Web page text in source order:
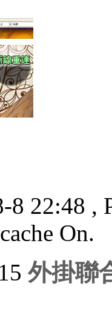
8 22:48 ,
On.
外掛聯